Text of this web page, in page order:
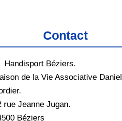
Contact
Handisport Béziers.
de la Vie Associative Daniel
rue Jeanne Jugan.
Béziers